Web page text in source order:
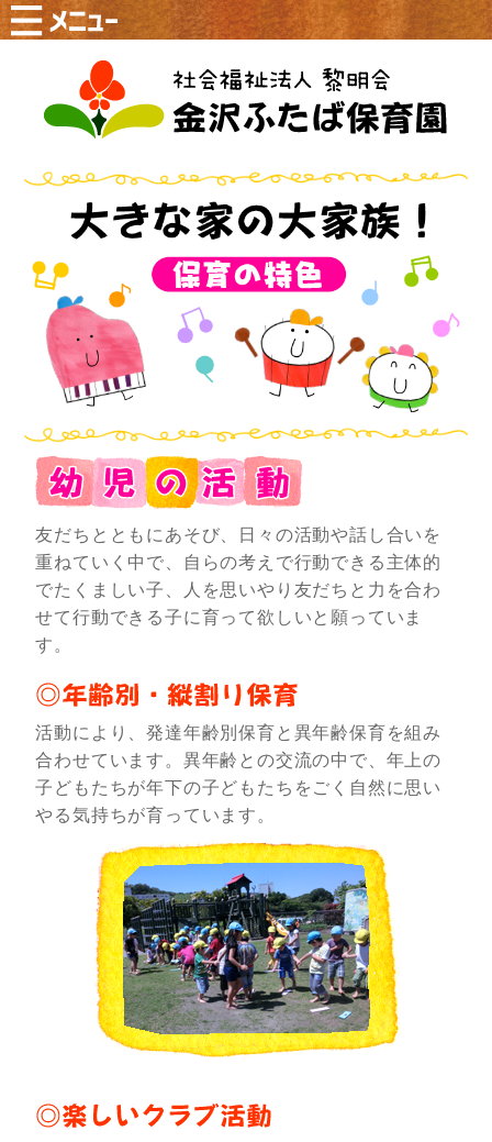
友だちとともにあそび、日々の活動や話し合いを
重ねていく中で、自らの考えで行動できる主体的
でたくましい子、人を思いやり友だちと力を合わ
せて行動できる子に育って欲しいと願っていま
す。
活動により、発達年齢別保育と異年齢保育を組み
合わせています。異年齢との交流の中で、年上の
子どもたちが年下の子どもたちをごく自然に思い
やる気持ちが育っています。